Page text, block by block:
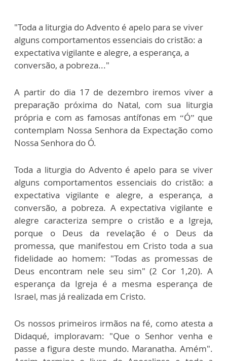
"Toda a liturgia do Advento é apelo para se viver
alguns comportamentos essenciais do cristão: a
expectativa vigilante e alegre, a esperança, a
conversão, a pobreza..."
A partir do dia 17 de dezembro iremos viver a
preparação próxima do Natal, com sua liturgia
própria e com as famosas antífonas em “Ó” que
contemplam Nossa Senhora da Expectação como
Nossa Senhora do Ó.
Toda a liturgia do Advento é apelo para se viver
alguns comportamentos essenciais do cristão: a
expectativa vigilante e alegre, a esperança, a
conversão, a pobreza. A expectativa vigilante e
alegre caracteriza sempre o cristão e a Igreja,
porque o Deus da revelação é o Deus da
promessa, que manifestou em Cristo toda a sua
fidelidade ao homem: "Todas as promessas de
Deus encontram nele seu sim" (2 Cor 1,20). A
esperança da Igreja é a mesma esperança de
Israel, mas já realizada em Cristo.
Os nossos primeiros irmãos na fé, como atesta a
Didaqué, imploravam: "Que o Senhor venha e
passe a figura deste mundo. Maranatha. Amém".